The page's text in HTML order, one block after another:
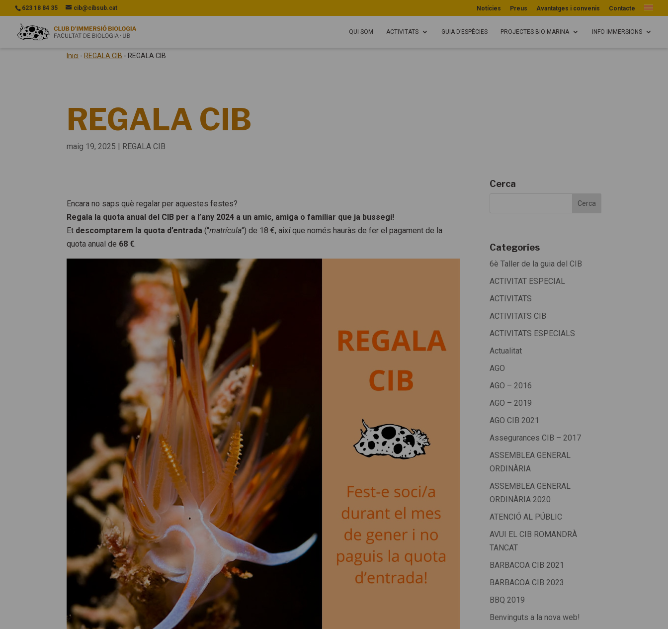
623 18 84 35 cib@cibsub.cat Notícies Preus Avantatges i convenis Contacte
QUI SOM ACTIVITATS GUIA D’ESPÈCIES PROJECTES BIO MARINA INFO IMMERSIONS
Inici - REGALA CIB - REGALA CIB
REGALA CIB
maig 19, 2025 | REGALA CIB
Encara no saps què regalar per aquestes festes?
Regala la quota anual del CIB per a l’any 2024 a un amic, amiga o familiar que ja bussegi!
Et descomptarem la quota d’entrada (“matrícula“) de 18 €, així que només hauràs de fer el pagament de la
quota anual de 68 €.
Cerca
Categoríes
6è Taller de la guia del CIB
ACTIVITAT ESPECIAL
ACTIVITATS
ACTIVITATS CIB
ACTIVITATS ESPECIALS
Actualitat
AGO
AGO – 2016
AGO – 2019
AGO CIB 2021
Assegurances CIB – 2017
ASSEMBLEA GENERAL
ORDINÀRIA
ASSEMBLEA GENERAL
ORDINÀRIA 2020
ATENCIÓ AL PÚBLIC
AVUI EL CIB ROMANDRÀ
TANCAT
BARBACOA CIB 2021
BARBACOA CIB 2023
BBQ 2019
Benvinguts a la nova web!